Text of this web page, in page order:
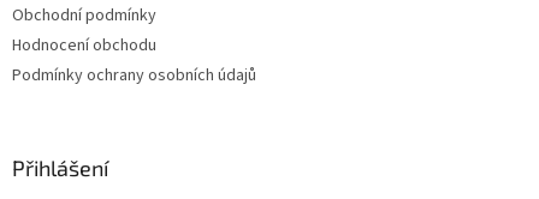
Obchodní podmínky
Hodnocení obchodu
Podmínky ochrany osobních údajů
Přihlášení